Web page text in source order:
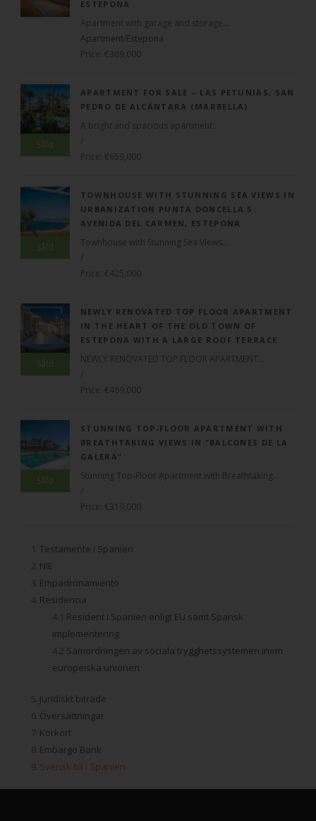
ESTEPONA
Apartment with garage and storage...
Apartment/Estepona
Price: €389,000
Såld
APARTMENT FOR SALE – LAS PETUNIAS, SAN
PEDRO DE ALCÁNTARA (MARBELLA)
A bright and spacious apartment...
/
Price: €659,000
Såld
TOWNHOUSE WITH STUNNING SEA VIEWS IN
URBANIZATION PUNTA DONCELLA 5
AVENIDA DEL CARMEN, ESTEPONA
Townhouse with Stunning Sea Views...
/
Price: €425,000
Såld
NEWLY RENOVATED TOP FLOOR APARTMENT
IN THE HEART OF THE OLD TOWN OF
ESTEPONA WITH A LARGE ROOF TERRACE
NEWLY RENOVATED TOP FLOOR APARTMENT...
/
Price: €469,000
Såld
STUNNING TOP-FLOOR APARTMENT WITH
BREATHTAKING VIEWS IN "BALCONES DE LA
GALERA"
Stunning Top-Floor Apartment with Breathtaking...
/
Price: €319,000
Testamente i Spanien
NIE
Empadronamiento
. Residencia
Resident i Spanien enligt EU samt Spansk
implementering
Samordningen av sociala trygghetssystemen inom
europeiska unionen
Juridiskt biträde
. Översättningar
. Körkort
. Embargo Bank
. Svensk bil i Spanien